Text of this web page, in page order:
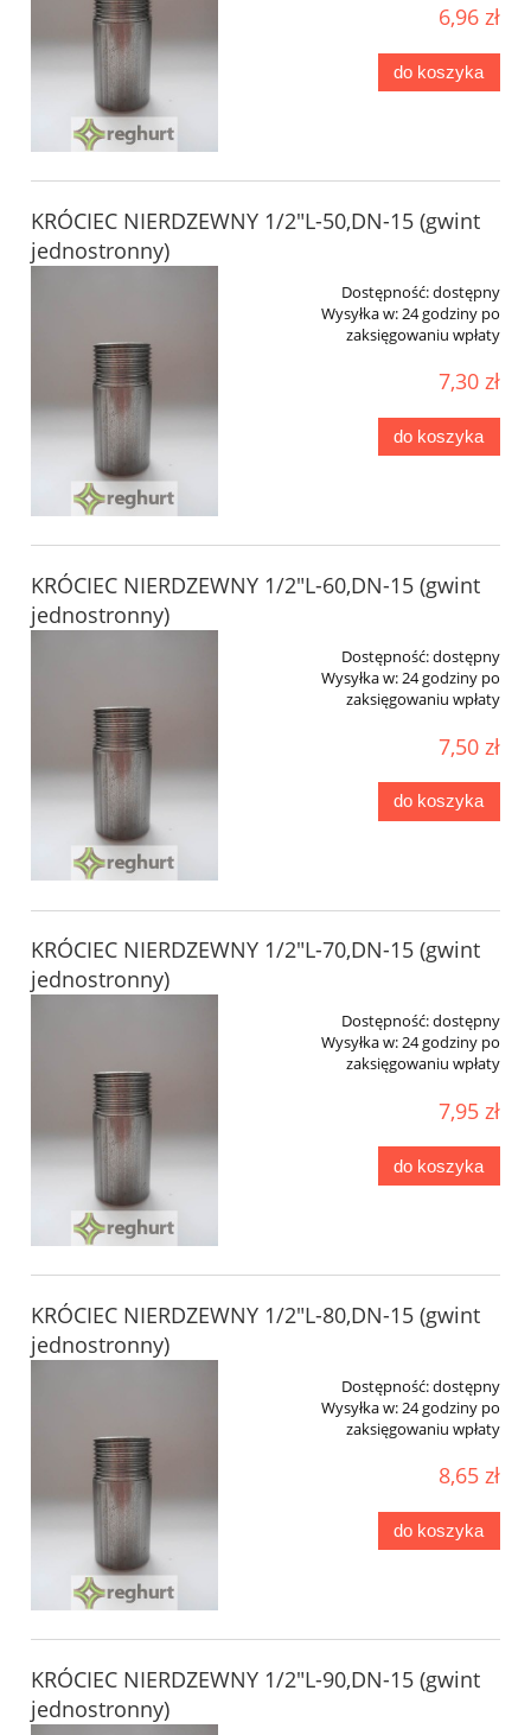
6,96 zł
do koszyka
KRÓCIEC NIERDZEWNY 1/2"L-50,DN-15 (gwint
jednostronny)
Dostępność:dostępny
Wysyłka w:24 godziny po
zaksięgowaniu wpłaty
7,30 zł
do koszyka
KRÓCIEC NIERDZEWNY 1/2"L-60,DN-15 (gwint
jednostronny)
Dostępność:dostępny
Wysyłka w:24 godziny po
zaksięgowaniu wpłaty
7,50 zł
do koszyka
KRÓCIEC NIERDZEWNY 1/2"L-70,DN-15 (gwint
jednostronny)
Dostępność:dostępny
Wysyłka w:24 godziny po
zaksięgowaniu wpłaty
7,95 zł
do koszyka
KRÓCIEC NIERDZEWNY 1/2"L-80,DN-15 (gwint
jednostronny)
Dostępność:dostępny
Wysyłka w:24 godziny po
zaksięgowaniu wpłaty
8,65 zł
do koszyka
KRÓCIEC NIERDZEWNY 1/2"L-90,DN-15 (gwint
jednostronny)